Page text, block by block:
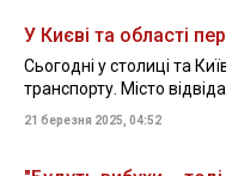
У Києві та області
Сьогодні у столиці та
транспорту. Місто
21 березня 2025, 04:52